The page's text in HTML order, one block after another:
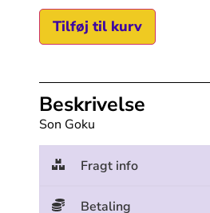
Tilføj til kurv
Beskrivelse
Son Goku
Fragt info
Betaling